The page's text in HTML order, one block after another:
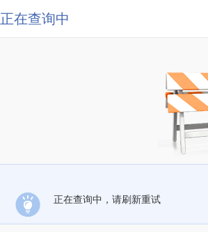
正在查询中
正在查询中，请刷新重试